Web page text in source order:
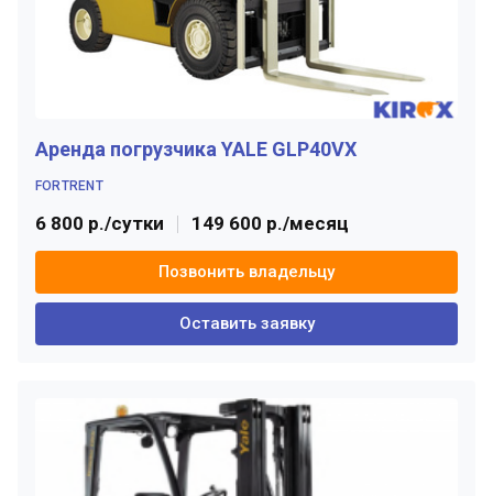
Аренда погрузчика YALE GLP40VX
FORTRENT
6 800 р./сутки 149 600 р./месяц
Позвонить владельцу
Оставить заявку